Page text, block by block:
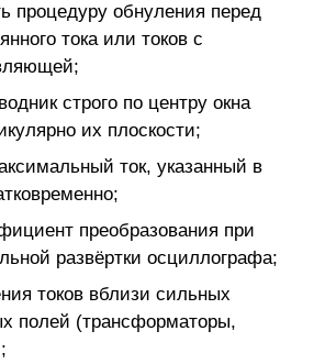
процедуру обнуления перед
тока или токов с
строго по центру окна
их плоскости;
ток, указанный в
преобразования при
развёртки осциллографа;
токов вблизи сильных
полей (трансформаторы,